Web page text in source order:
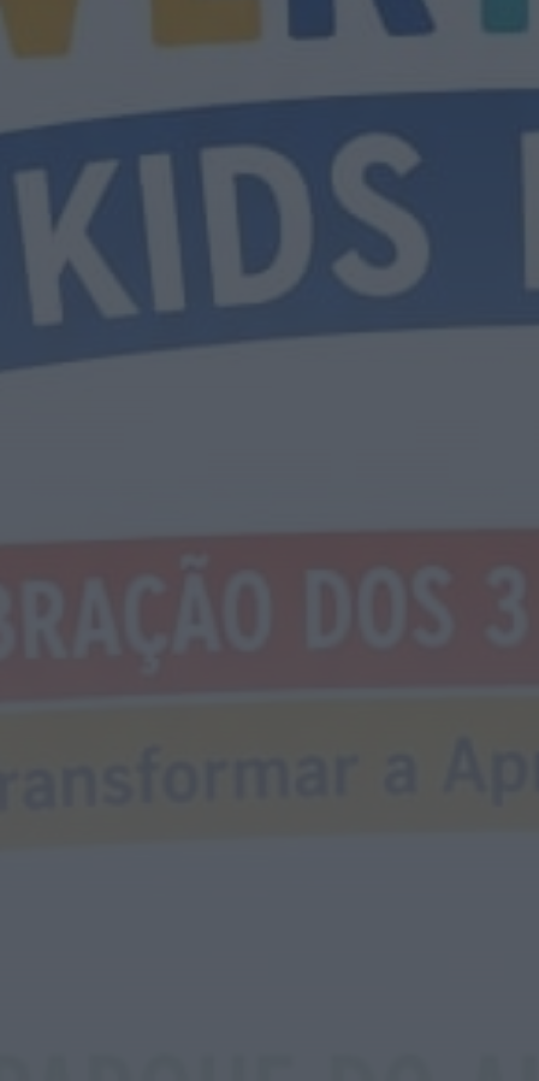
É oficial: AD Valonguense vai disputar a Liga
Notícias de Águeda
Nasce a Associação Atlética de Águeda para
relançar o andebol masculino no...
Notícias de Águeda
Mulher detida em Santa Maria da Feira por
violência doméstica contra duas...